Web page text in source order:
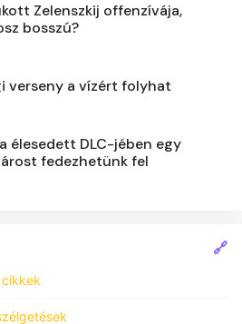
Zelenszkij offenzívája,
bosszú?
verseny a vízért folyhat
élesedett DLC-jében egy
fedezhetünk fel
🔗